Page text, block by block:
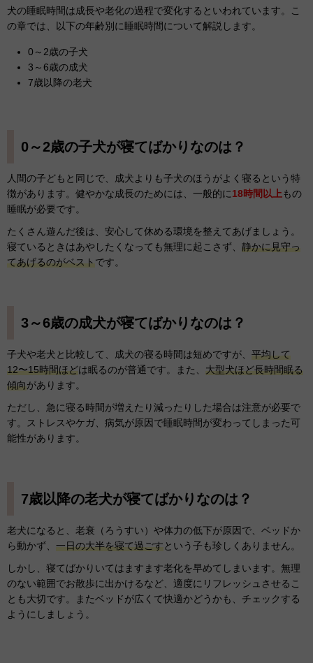
犬の睡眠時間は成長や老化の過程で変化するといわれています。こ
の章では、以下の年齢別に睡眠時間について解説します。
0～2歳の子犬
3～6歳の成犬
7歳以降の老犬
0～2歳の子犬が寝てばかりなのは？
人間の子どもと同じで、成犬よりも子犬のほうがよく寝るという特
徴があります。健やかな成長のためには、一般的に18時間以上もの
睡眠が必要です。
たくさん遊んだ後は、安心して休める環境を整えてあげましょう。
寝ているときはあやしたくなっても無理に起こさず、 静かに見守っ
てあげるのがベストです。
3～6歳の成犬が寝てばかりなのは？
子犬や老犬と比較して、成犬の寝る時間は短めですが、 平均して
12〜15時間ほどは眠るのが普通です。また、 大型犬ほど長時間眠る
傾向があります。
ただし、急に寝る時間が増えたり減ったりした場合は注意が必要で
す。ストレスやケガ、病気が原因で睡眠時間が変わってしまった可
能性があります。
7歳以降の老犬が寝てばかりなのは？
老犬になると、老衰（ろうすい）や体力の低下が原因で、ベッドか
ら動かず、 一日の大半を寝て過ごすという子も珍しくありません。
しかし、寝てばかりいてはますます老化を早めてしまいます。無理
のない範囲でお散歩に出かけるなど、適度にリフレッシュさせるこ
とも大切です。またベッドが広くて快適かどうかも、チェックする
ようにしましょう。